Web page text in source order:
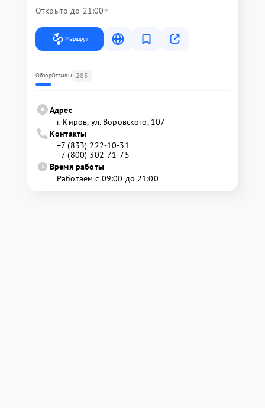
Открыто до 21:00
Маршрут
ОбзорОтзывы 285
Адрес
г. Киров, ул. Воровского, 107
Контакты
+7 (833) 222-10-31
+7 (800) 302-71-75
Время работы
Работаем с 09:00 до 21:00